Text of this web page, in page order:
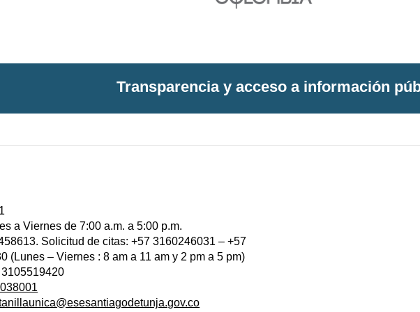
Transparencia y acceso a información
a Viernes de 7:00 a.m. a 5:00 p.m.
Solicitud de citas: +57 3160246031 – +57
(Lunes – Viernes : 8 am a 11 am y 2 pm a 5 pm)